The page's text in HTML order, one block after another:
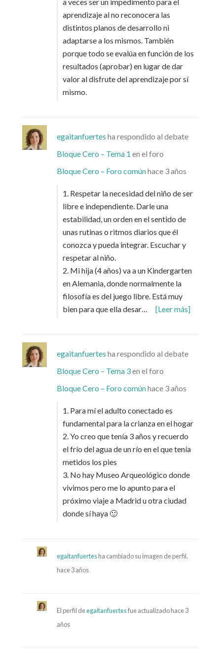
a veces ser un impedimento para el
aprendizaje al no reconocera las
distintos planos de desarrollo ni
adaptarse a los mismos. También
porque todo se evalúa en función de los
resultados (aprobar) en lugar de dar
valor al disfrute del aprendizaje por sí
mismo.
egaitanfuertes ha respondido al debate
Bloque Cero – Tema 1 en el foro
Bloque Cero – Foro comúnhace 3 años
1. Respetar la necesidad del niño de ser
libre e independiente. Darle una
estabilidad, un orden en el sentido de
unas rutinas o ritmos diarios que él
conozca y pueda integrar. Escuchar y
respetar al niño.
2. Mi hija (4 años) va a un Kindergarten
en Alemania, donde normalmente la
filosofía es del juego libre. Está muy
bien para que ella desar…
[Leer más]
egaitanfuertes ha respondido al debate
Bloque Cero – Tema 3en el foro
Bloque Cero – Foro comúnhace 3 años
1. Para mí el adulto conectado es
fundamental para la crianza en el hogar
2. Yo creo que tenía 3 años y recuerdo
el frío del agua de un río en el que tenía
metidos los pies
3. No hay Museo Arqueológico donde
vivimos pero me lo apunto para el
próximo viaje a Madrid u otra ciudad
donde sí haya 🙂
egaitanfuertesha cambiado su imagen de perfil.
hace 3 años
El perfil deegaitanfuertesfue actualizadohace 3
años